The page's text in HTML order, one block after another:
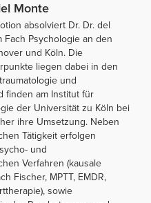
Monte
absolviert Dr. Dr. del
Fach Psychologie an den
und Köln. Die
liegen dabei in den
und
finden am Institut für
der Universität zu Köln bei
ihre Umsetzung. Neben
Tätigkeit erfolgen
und
Verfahren (kausale
Fischer, MPTT, EMDR,
sowie